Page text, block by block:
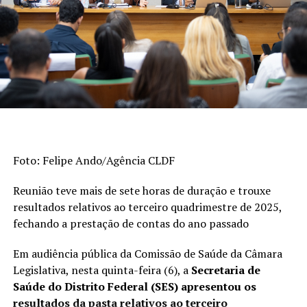
pelo Censo Escolar. Os indicadores são divulgados a cada
dois anos. A escala do Ideb varia de 0 a 10.
>> Veja abaixo os indicadores do
ensino fundamental
para 6,3, superando a meta (6). Em 2005, era
Esta foi a etapa da educação básica que
registrou o avanço mais expressivo na série
histórica de 20 anos.
Quando considerados os anos finais do ensino
fundamental (6º ao 9º ano), o desempenho
subiu de 5 para 5,3, mas ficou abaixo da meta
Foto: Felipe Ando/Agência CLDF
Reunião teve mais de sete horas de duração e trouxe
resultados relativos ao terceiro quadrimestre de 2025,
fechando a prestação de contas do ano passado
Em audiência pública da Comissão de Saúde da Câmara
Legislativa, nesta quinta-feira (6), a Secretaria de
Saúde do Distrito Federal (SES) apresentou os
resultados da pasta relativos ao terceiro